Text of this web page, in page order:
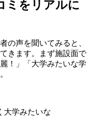
ミをリアルに
の声を聞いてみると、
きます。まず施設面で
！」「大学みたいな学
大学みたいな